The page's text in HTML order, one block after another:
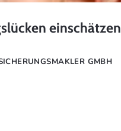
einschätzen
GMBH